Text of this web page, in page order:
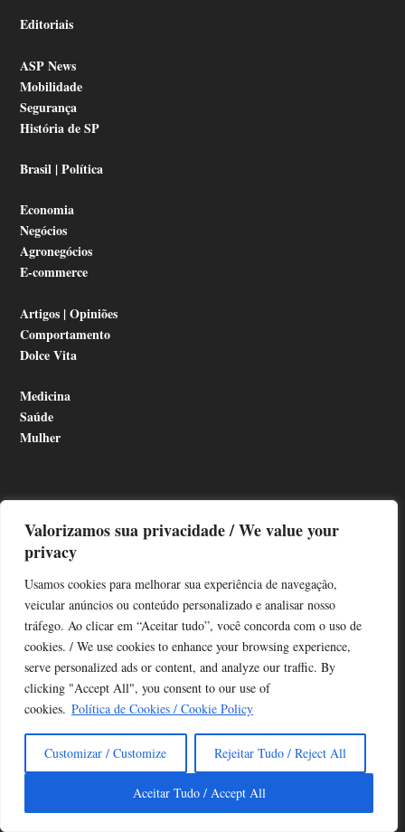
Valorizamos sua privacidade / We value your
privacy
Usamos cookies para melhorar sua experiência de navegação,
veicular anúncios ou conteúdo personalizado e analisar nosso
tráfego. Ao clicar em “Aceitar tudo”, você concorda com o uso de
cookies. / We use cookies to enhance your browsing experience,
serve personalized ads or content, and analyze our traffic. By
clicking "Accept All", you consent to our use of
cookies. Política de Cookies / Cookie Policy
Customizar / Customize Rejeitar Tudo / Reject All
Aceitar Tudo / Accept All
Editoriais
ASP News
Mobilidade
Segurança
História de SP
Brasil | Política
Economia
Negócios
Agronegócios
E-commerce
Artigos | Opiniões
Comportamento
Dolce Vita
Medicina
Saúde
Mulher
CONHECIMENTOS
Antropologia
Arqueologia
Carros antigos
Ciências
Meio ambiente